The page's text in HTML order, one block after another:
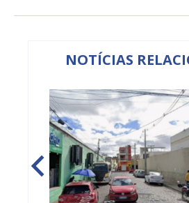
NOTÍCIAS